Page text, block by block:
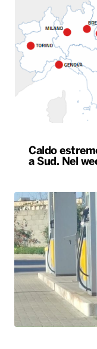
Caldo
a Sud. Nel